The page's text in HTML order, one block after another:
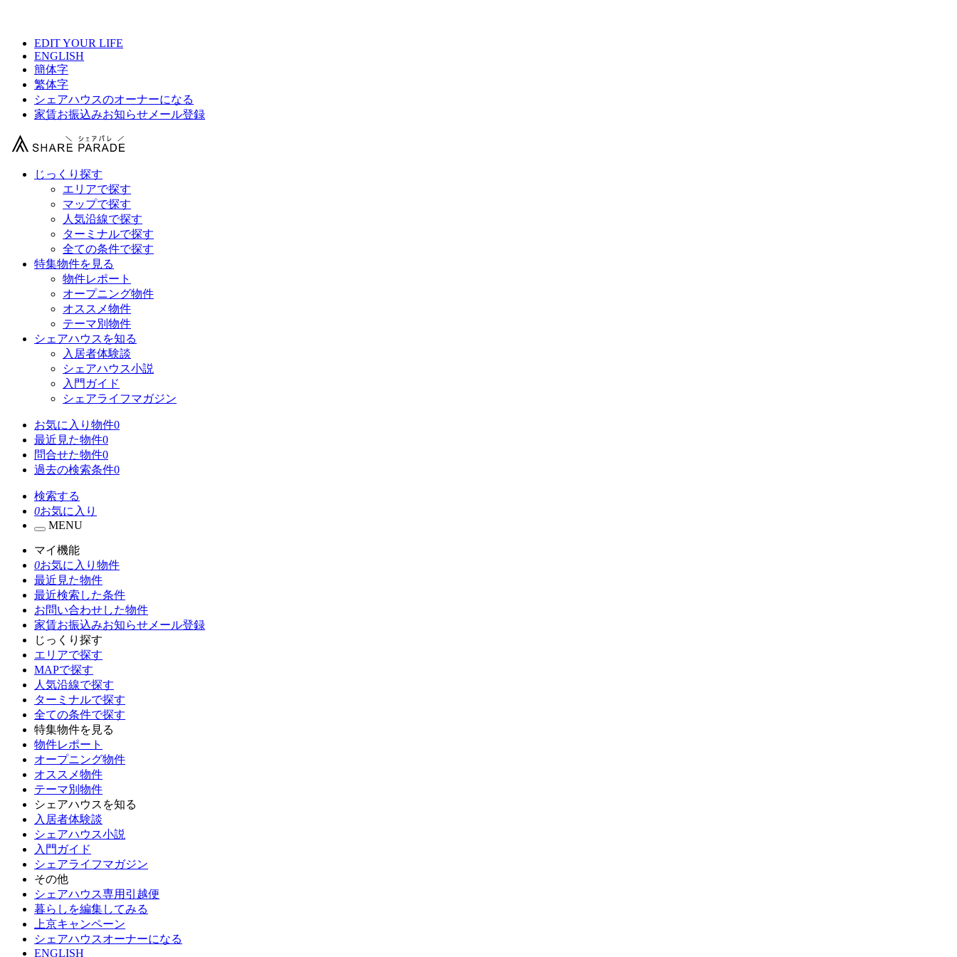
EDIT YOUR LIFE
ENGLISH
簡体字
繁体字
シェアハウスのオーナーになる
家賃お振込みお知らせメール登録
じっくり探す
エリアで探す
マップで探す
人気沿線で探す
ターミナルで探す
全ての条件で探す
特集物件を見る
物件レポート
オープニング物件
オススメ物件
テーマ別物件
シェアハウスを知る
入居者体験談
シェアハウス小説
入門ガイド
シェアライフマガジン
お気に入り物件0
最近見た物件0
問合せた物件0
過去の検索条件0
検索する
0お気に入り
MENU
マイ機能
0お気に入り物件
最近見た物件
最近検索した条件
お問い合わせした物件
家賃お振込みお知らせメール登録
じっくり探す
エリアで探す
MAPで探す
人気沿線で探す
ターミナルで探す
全ての条件で探す
特集物件を見る
物件レポート
オープニング物件
オススメ物件
テーマ別物件
シェアハウスを知る
入居者体験談
シェアハウス小説
入門ガイド
シェアライフマガジン
その他
シェアハウス専用引越便
暮らしを編集してみる
上京キャンペーン
シェアハウスオーナーになる
ENGLISH